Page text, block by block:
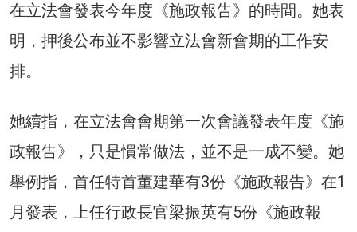
在立法會發表今年度《施政報告》的時間。她表
明，押後公布並不影響立法會新會期的工作安
排。
她續指，在立法會會期第一次會議發表年度《施
政報告》，只是慣常做法，並不是一成不變。她
舉例指，首任特首董建華有3份《施政報告》在1
月發表，上任行政長官梁振英有5份《施政報